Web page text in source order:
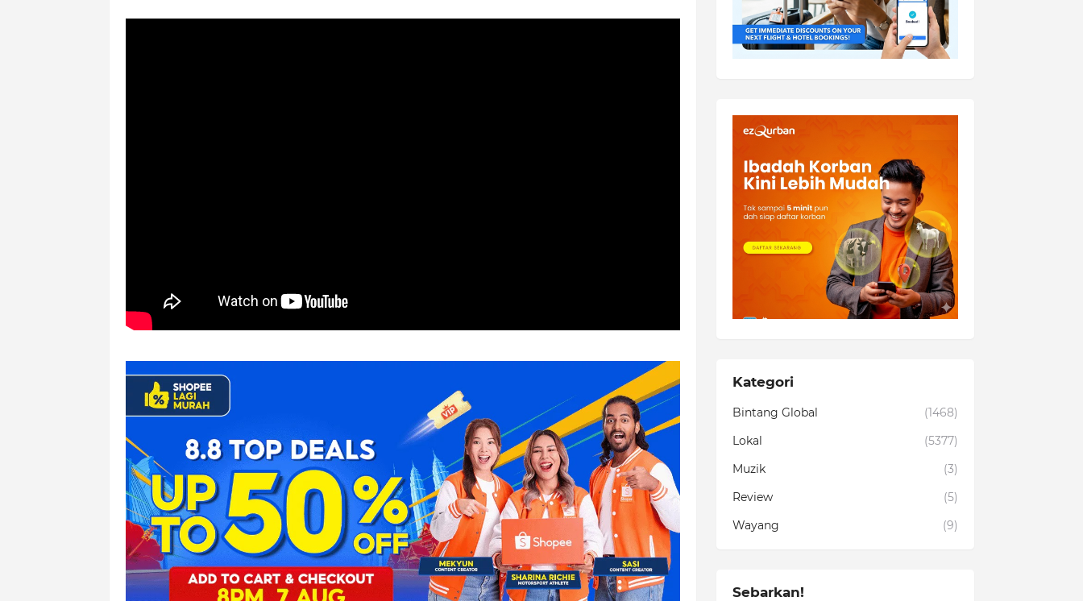
Kategori
Bintang Global
(1468)
Lokal
(5377)
Muzik
(3)
Review
(5)
Wayang
(9)
Sebarkan!